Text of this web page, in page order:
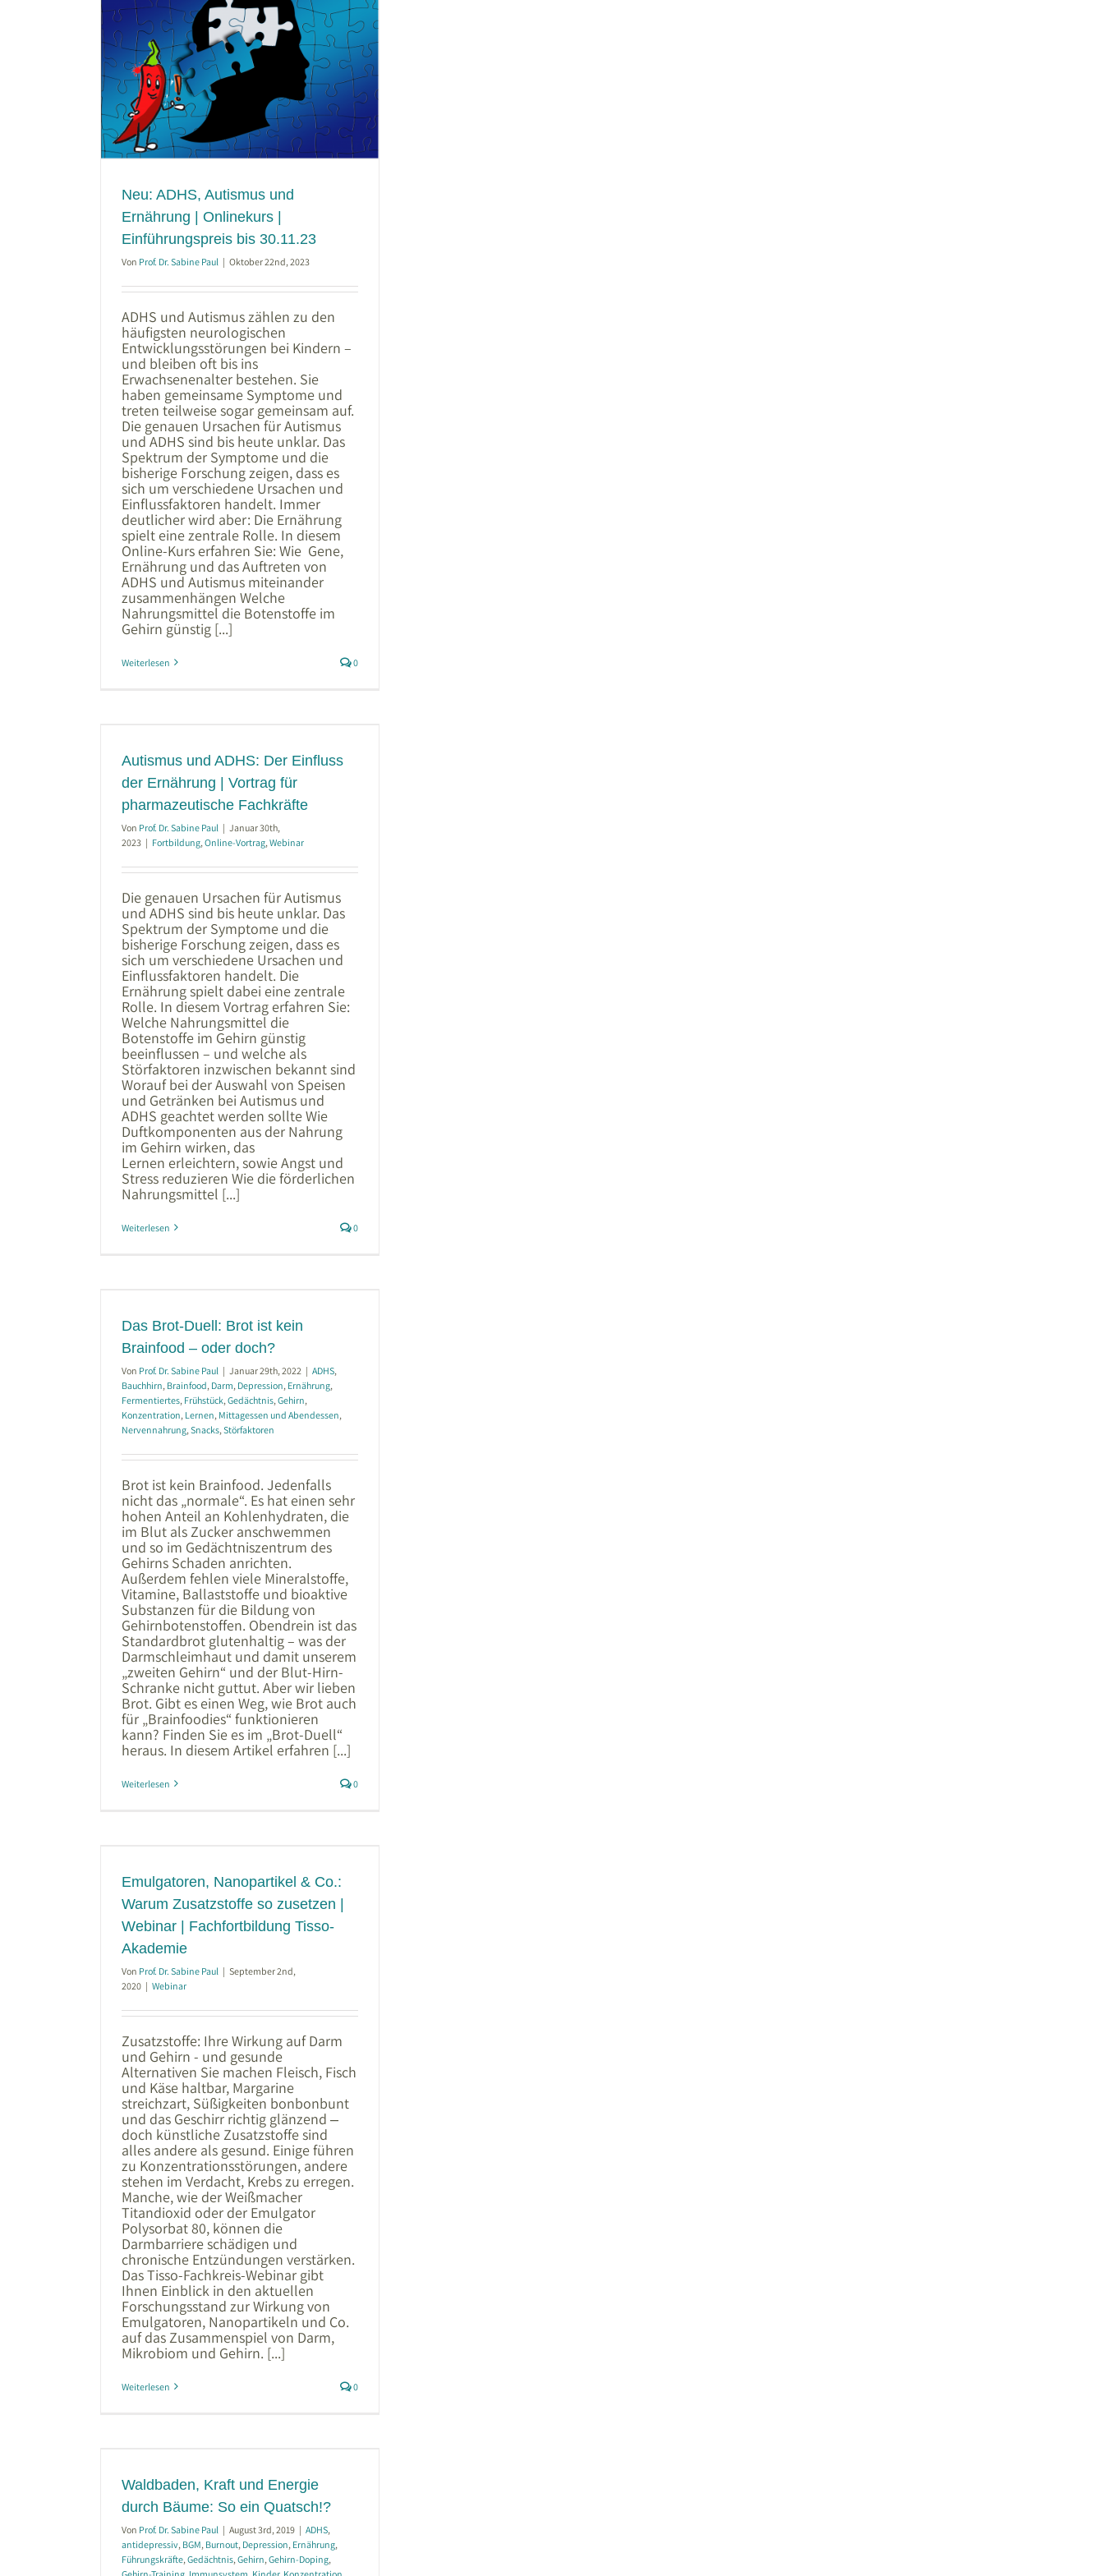
Neu: ADHS, Autismus und
Ernährung | Onlinekurs |
Einführungspreis bis 30.11.23
Von Prof. Dr. Sabine Paul | Oktober 22nd, 2023
ADHS und Autismus zählen zu den
häufigsten neurologischen
Entwicklungsstörungen bei Kindern –
und bleiben oft bis ins
Erwachsenenalter bestehen. Sie
haben gemeinsame Symptome und
treten teilweise sogar gemeinsam auf.
Die genauen Ursachen für Autismus
und ADHS sind bis heute unklar. Das
Spektrum der Symptome und die
bisherige Forschung zeigen, dass es
sich um verschiedene Ursachen und
Einflussfaktoren handelt. Immer
deutlicher wird aber: Die Ernährung
spielt eine zentrale Rolle. In diesem
Online-Kurs erfahren Sie: Wie Gene,
Ernährung und das Auftreten von
ADHS und Autismus miteinander
zusammenhängen Welche
Nahrungsmittel die Botenstoffe im
Gehirn günstig [...]
Weiterlesen 0
Autismus und ADHS: Der Einfluss
der Ernährung | Vortrag für
pharmazeutische Fachkräfte
Von Prof. Dr. Sabine Paul | Januar 30th,
2023 | Fortbildung, Online-Vortrag, Webinar
Die genauen Ursachen für Autismus
und ADHS sind bis heute unklar. Das
Spektrum der Symptome und die
bisherige Forschung zeigen, dass es
sich um verschiedene Ursachen und
Einflussfaktoren handelt. Die
Ernährung spielt dabei eine zentrale
Rolle. In diesem Vortrag erfahren Sie:
Welche Nahrungsmittel die
Botenstoffe im Gehirn günstig
beeinflussen – und welche als
Störfaktoren inzwischen bekannt sind
Worauf bei der Auswahl von Speisen
und Getränken bei Autismus und
ADHS geachtet werden sollte Wie
Duftkomponenten aus der Nahrung
im Gehirn wirken, das
Lernen erleichtern, sowie Angst und
Stress reduzieren Wie die förderlichen
Nahrungsmittel [...]
Weiterlesen 0
Das Brot-Duell: Brot ist kein
Brainfood – oder doch?
Von Prof. Dr. Sabine Paul | Januar 29th, 2022 | ADHS,
Bauchhirn, Brainfood, Darm, Depression, Ernährung,
Fermentiertes, Frühstück, Gedächtnis, Gehirn,
Konzentration, Lernen, Mittagessen und Abendessen,
Nervennahrung, Snacks, Störfaktoren
Brot ist kein Brainfood. Jedenfalls
nicht das „normale“. Es hat einen sehr
hohen Anteil an Kohlenhydraten, die
im Blut als Zucker anschwemmen
und so im Gedächtniszentrum des
Gehirns Schaden anrichten.
Außerdem fehlen viele Mineralstoffe,
Vitamine, Ballaststoffe und bioaktive
Substanzen für die Bildung von
Gehirnbotenstoffen. Obendrein ist das
Standardbrot glutenhaltig – was der
Darmschleimhaut und damit unserem
„zweiten Gehirn“ und der Blut-Hirn-
Schranke nicht guttut. Aber wir lieben
Brot. Gibt es einen Weg, wie Brot auch
für „Brainfoodies“ funktionieren
kann? Finden Sie es im „Brot-Duell“
heraus. In diesem Artikel erfahren [...]
Weiterlesen 0
Emulgatoren, Nanopartikel & Co.:
Warum Zusatzstoffe so zusetzen |
Webinar | Fachfortbildung Tisso-
Akademie
Von Prof. Dr. Sabine Paul | September 2nd,
2020 | Webinar
Zusatzstoffe: Ihre Wirkung auf Darm
und Gehirn - und gesunde
Alternativen Sie machen Fleisch, Fisch
und Käse haltbar, Margarine
streichzart, Süßigkeiten bonbonbunt
und das Geschirr richtig glänzend ‒
doch künstliche Zusatzstoffe sind
alles andere als gesund. Einige führen
zu Konzentrationsstörungen, andere
stehen im Verdacht, Krebs zu erregen.
Manche, wie der Weißmacher
Titandioxid oder der Emulgator
Polysorbat 80, können die
Darmbarriere schädigen und
chronische Entzündungen verstärken.
Das Tisso-Fachkreis-Webinar gibt
Ihnen Einblick in den aktuellen
Forschungsstand zur Wirkung von
Emulgatoren, Nanopartikeln und Co.
auf das Zusammenspiel von Darm,
Mikrobiom und Gehirn. [...]
Weiterlesen 0
Waldbaden, Kraft und Energie
durch Bäume: So ein Quatsch!?
Von Prof. Dr. Sabine Paul | August 3rd, 2019 | ADHS,
antidepressiv, BGM, Burnout, Depression, Ernährung,
Führungskräfte, Gedächtnis, Gehirn, Gehirn-Doping,